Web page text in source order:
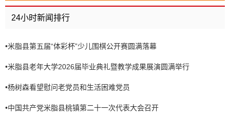
24小时新闻排行
•米脂县第五届“体彩杯”少儿围棋公开赛圆满落幕
•米脂县老年大学2026届毕业典礼暨教学成果展演圆满举行
•杨树森看望慰问老党员和生活困难党员
•中国共产党米脂县桃镇第二十一次代表大会召开